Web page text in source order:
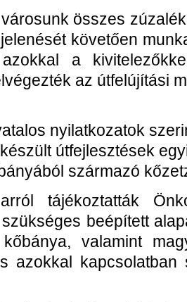
összes
követően
a
az útfelújítási
nyilatkozatok
útfejlesztések
származó
tájékoztatták
beépített
valamint
azokkal kapcsolatban